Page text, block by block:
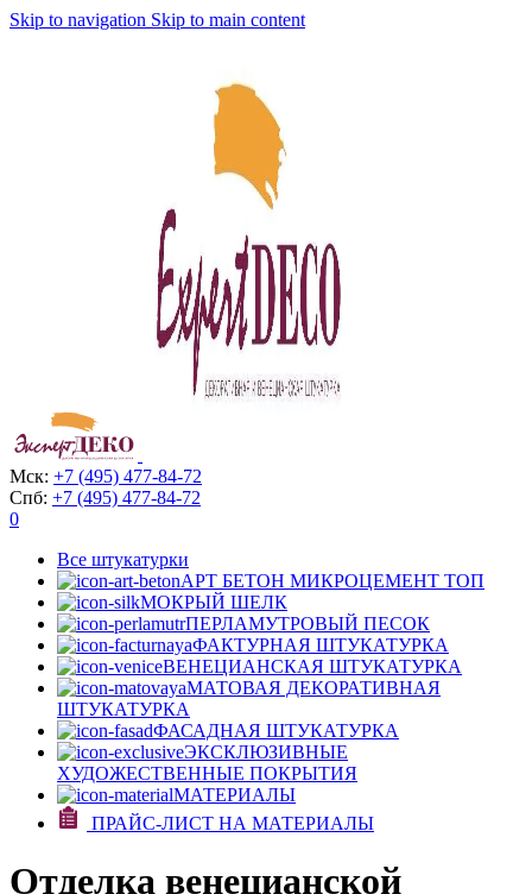
Skip to navigation Skip to main content
Мск: +7 (495) 477-84-72
Спб: +7 (495) 477-84-72
0
Все штукатурки
АРТ БЕТОН МИКРОЦЕМЕНТ ТОП
МОКРЫЙ ШЕЛК
ПЕРЛАМУТРОВЫЙ ПЕСОК
ФАКТУРНАЯ ШТУКАТУРКА
ВЕНЕЦИАНСКАЯ ШТУКАТУРКА
МАТОВАЯ ДЕКОРАТИВНАЯ
ШТУКАТУРКА
ФАСАДНАЯ ШТУКАТУРКА
ЭКСКЛЮЗИВНЫЕ
ХУДОЖЕСТВЕННЫЕ ПОКРЫТИЯ
МАТЕРИАЛЫ
ПРАЙС-ЛИСТ НА МАТЕРИАЛЫ
Отделка венецианской